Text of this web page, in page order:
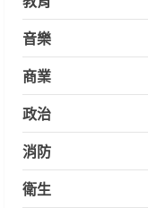
音樂
商業
政治
消防
衛生